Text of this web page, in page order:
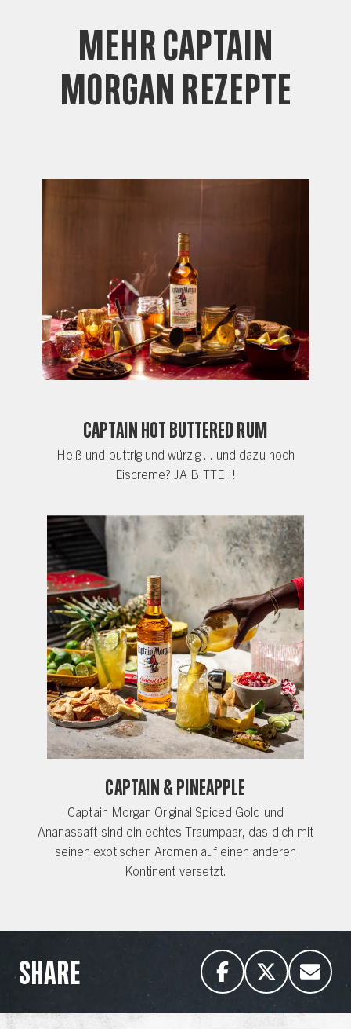
Mehr Captain
Morgan Rezepte
Captain Hot Buttered Rum
Heiß und buttrig und würzig ... und dazu noch
Eiscreme? JA BITTE!!!
Captain & Pineapple
Captain Morgan Original Spiced Gold und
Ananassaft sind ein echtes Traumpaar, das dich mit
seinen exotischen Aromen auf einen anderen
Kontinent versetzt.
SHARE